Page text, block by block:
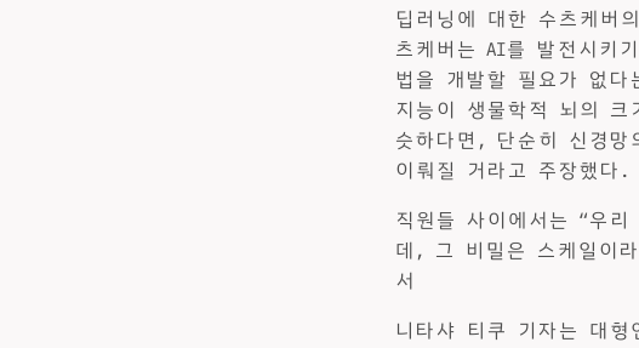
딥러닝에 대한 수츠케버
츠케버는 AI를 발전시키
법을 개발할 필요가 없
지능이 생물학적 뇌의
슷하다면, 단순히 신경
이뤄질 거라고 주장했다
직원들 사이에서는 “우
데, 그 비밀은 스케일이
서
니타샤 티쿠 기자는 대